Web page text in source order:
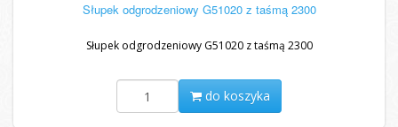
Słupek odgrodzeniowy G51020 z taśmą 2300
Słupek odgrodzeniowy G51020 z taśmą 2300
do koszyka